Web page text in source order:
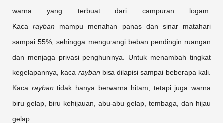
warna yang terbuat dari campuran logam.
Kacarayban mampu menahan panas dan sinar matahari
sampai 55%, sehingga mengurangi beban pendingin ruangan
dan menjaga privasi penghuninya. Untuk menambah tingkat
kegelapannya, kaca rayban bisa dilapisi sampai beberapa kali.
Kaca rayban tidak hanya berwarna hitam, tetapi juga warna
biru gelap, biru kehijauan, abu-abu gelap, tembaga, dan hijau
gelap.